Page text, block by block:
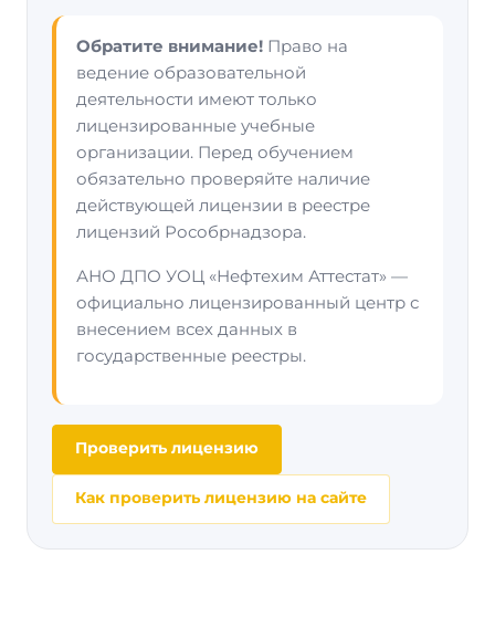
Обратите внимание! Право на
ведение образовательной
деятельности имеют только
лицензированные учебные
организации. Перед обучением
обязательно проверяйте наличие
действующей лицензии в реестре
лицензий Рособрнадзора.
АНО ДПО УОЦ «Нефтехим Аттестат» —
официально лицензированный центр с
внесением всех данных в
государственные реестры.
Проверить лицензию
Как проверить лицензию на сайте